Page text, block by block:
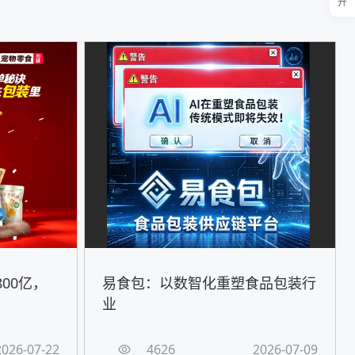
亿，
07-22
易食包：以数智化重塑食品包装行
业
4626 2026-07-09